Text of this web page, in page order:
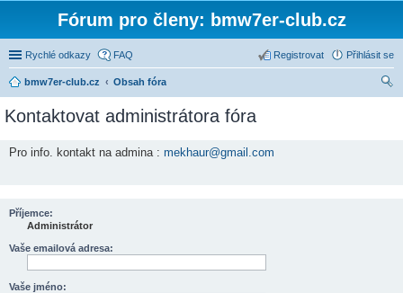
Fórum pro členy: bmw7er-club.cz
Rychlé odkazy FAQ Přihlásit se
Registrovat
bmw7er-club.cz
Obsah fóra
Kontaktovat administrátora fóra
Pro info. kontakt na admina : mekhaur@gmail.com
Příjemce:
Administrátor
Vaše emailová adresa:
Vaše jméno: